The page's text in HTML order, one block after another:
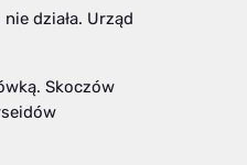
działa. Urząd
Skoczów